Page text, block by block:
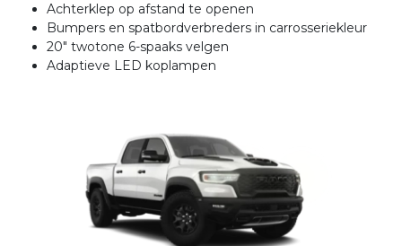
Achterklep op afstand te openen
Bumpers en spatbordverbreders in carrosseriekleur
20" twotone 6-spaaks velgen
Adaptieve LED koplampen